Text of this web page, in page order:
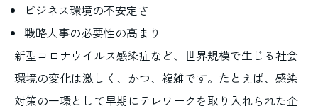
ビジネス環境の不安定さ
戦略人事の必要性の高まり
新型コロナウイルス感染症など、世界規模で生じる社会
環境の変化は激しく、かつ、複雑です。たとえば、感染
対策の一環として早期にテレワークを取り入れられた企